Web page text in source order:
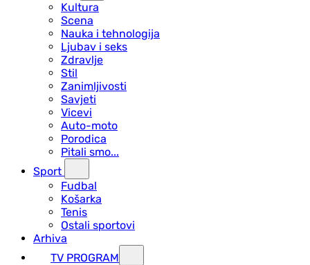
Kultura
Scena
Nauka i tehnologija
Ljubav i seks
Zdravlje
Stil
Zanimljivosti
Savjeti
Vicevi
Auto-moto
Porodica
Pitali smo...
Sport
Fudbal
Košarka
Tenis
Ostali sportovi
Arhiva
TV PROGRAM